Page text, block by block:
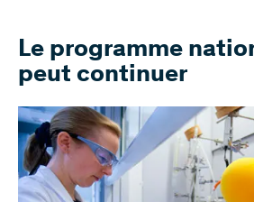
Le programme
peut continuer